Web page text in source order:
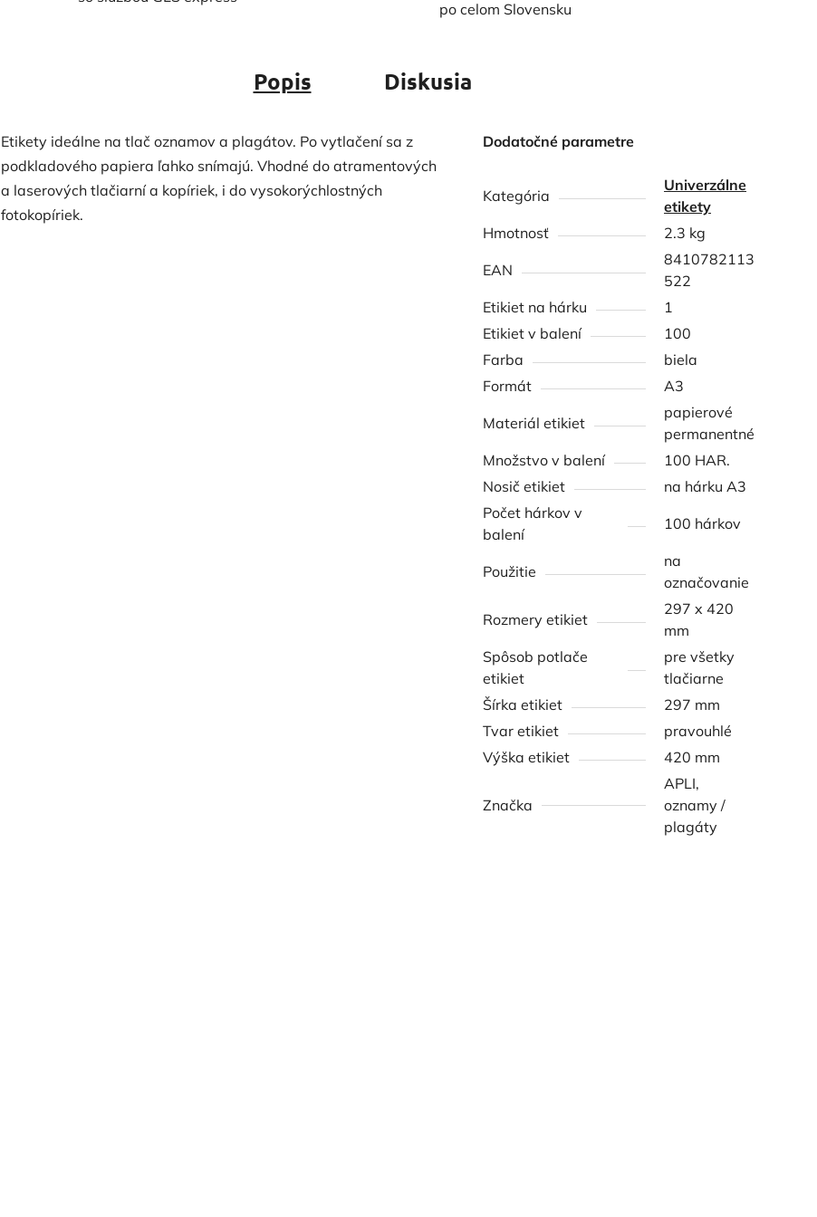
po celom Slovensku
Popis Diskusia
Etikety ideálne na tlač oznamov a plagátov. Po vytlačení sa z
podkladového papiera ľahko snímajú. Vhodné do atramentových
a laserových tlačiarní a kopíriek, i do vysokorýchlostných
fotokopíriek.
Dodatočné parametre
Kategória
Univerzálne
etikety
Hmotnosť
2.3 kg
EAN
8410782113
522
Etikiet na hárku
1
Etikiet v balení
100
Farba
biela
Formát
A3
Materiál etikiet
papierové
permanentné
Množstvo v balení
100 HAR.
Nosič etikiet
na hárku A3
Počet hárkov v
balení
100 hárkov
Použitie
na
označovanie
Rozmery etikiet
297 x 420
mm
Spôsob potlače
etikiet
pre všetky
tlačiarne
Šírka etikiet
297 mm
Tvar etikiet
pravouhlé
Výška etikiet
420 mm
Značka
APLI,
oznamy /
plagáty